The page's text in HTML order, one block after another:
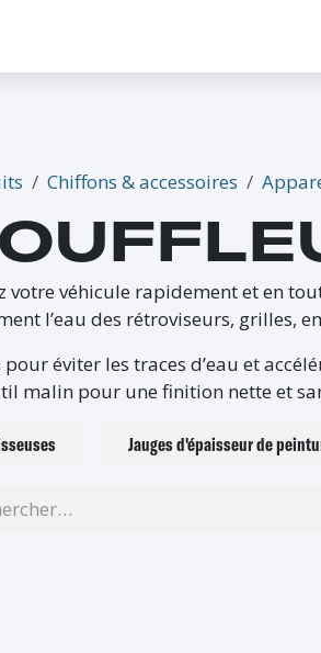
Chiffons & accessoires
votre véhicule rapidement et en
l’eau des rétroviseurs, grilles,
pour éviter les traces d’eau et
malin pour une finition nette et
Jauges d'épaisseur de